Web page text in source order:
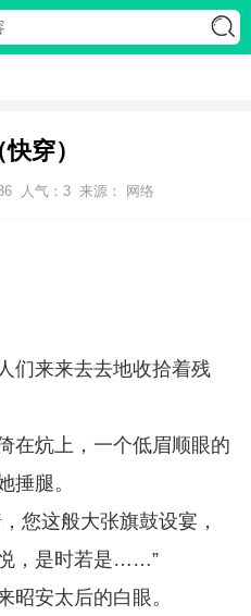
穿）
人气： 3 来源： 网络
们来来去去地收拾着残
在炕上，一个低眉顺眼的
捶腿。
您这般大张旗鼓设宴，
，是时若是……”
昭安太后的白眼。